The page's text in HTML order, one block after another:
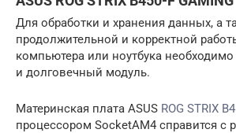
Для обработки и хранения данных, а
продолжительной и корректной
компьютера или ноутбука
и долговечный модуль.
Материнская плата ASUS ROG STRIX
процессором SocketAM4 справится с